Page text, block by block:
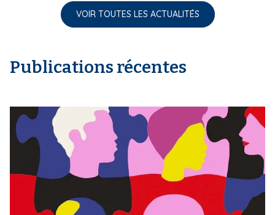
VOIR TOUTES LES ACTUALITÉS
Publications récentes